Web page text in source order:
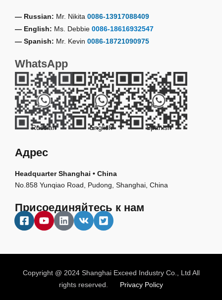
— Russian: Mr. Nikita 0086-13917088409
— English: Ms. Debbie 0086-18616932547
— Spanish: Mr. Kevin 0086-18721090975
WhatsApp
Russian English Spanish
Адрес
Headquarter Shanghai • China
No.858 Yunqiao Road, Pudong, Shanghai, China
Присоединяйтесь к нам
Copyright @ 2024 Shanghai Exceed Industry Co., Ltd All
rights reserved. Privacy Policy